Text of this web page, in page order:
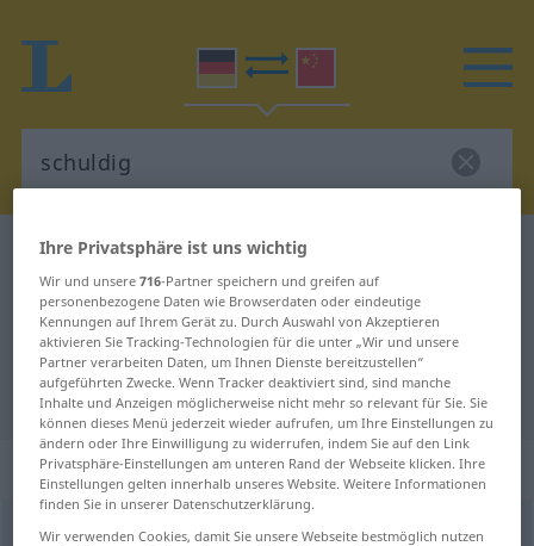
Deutsch-Chinesisch Wörterbuch
Deutsch-Chinesisch Übersetzung
für "schuldig"
"schuldig" Chinesisch Übersetzung
„schuldig“
schuldig
Ihre Privatsphäre ist uns wichtig
Wir und unsere716-Partner speichern und greifen auf
personenbezogene Daten wie Browserdaten oder eindeutige
Kennungen auf Ihrem Gerät zu. Durch Auswahl von Akzeptieren
aktivieren Sie Tracking-Technologien für die unter „Wir und unsere
Partner verarbeiten Daten, um Ihnen Dienste bereitzustellen“
aufgeführten Zwecke. Wenn Tracker deaktiviert sind, sind manche
Inhalte und Anzeigen möglicherweise nicht mehr so relevant für Sie. Sie
können dieses Menü jederzeit wieder aufrufen, um Ihre Einstellungen zu
ändern oder Ihre Einwilligung zu widerrufen, indem Sie auf den Link
Privatsphäre-Einstellungen am unteren Rand der Webseite klicken. Ihre
Einstellungen gelten innerhalb unseres Website. Weitere Informationen
finden Sie in unserer Datenschutzerklärung.
Wir verwenden Cookies, damit Sie unsere Webseite bestmöglich nutzen